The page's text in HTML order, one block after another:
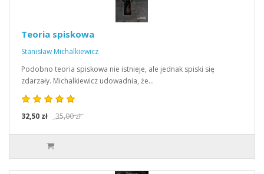
Teoria spiskowa
Stanisław Michalkiewicz
Podobno teoria spiskowa nie istnieje, ale jednak spiski się
zdarzały. Michalkiewicz udowadnia, że…
32,50 zł 35,00 zł